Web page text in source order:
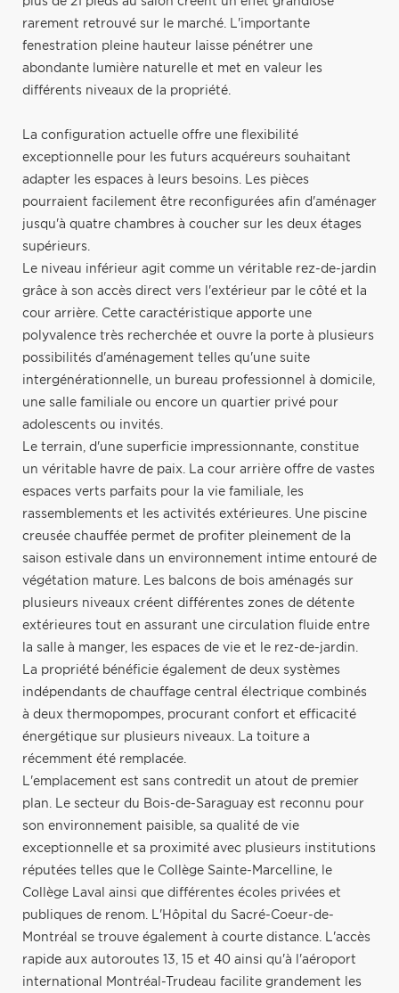
rarement retrouvé sur le marché. L'importante
fenestration pleine hauteur laisse pénétrer une
abondante lumière naturelle et met en valeur les
différents niveaux de la propriété.
La configuration actuelle offre une flexibilité
exceptionnelle pour les futurs acquéreurs souhaitant
adapter les espaces à leurs besoins. Les pièces
pourraient facilement être reconfigurées afin d'aménager
jusqu'à quatre chambres à coucher sur les deux étages
supérieurs.
Le niveau inférieur agit comme un véritable rez-de-jardin
grâce à son accès direct vers l'extérieur par le côté et la
cour arrière. Cette caractéristique apporte une
polyvalence très recherchée et ouvre la porte à plusieurs
possibilités d'aménagement telles qu'une suite
intergénérationnelle, un bureau professionnel à domicile,
une salle familiale ou encore un quartier privé pour
adolescents ou invités.
Le terrain, d'une superficie impressionnante, constitue
un véritable havre de paix. La cour arrière offre de vastes
espaces verts parfaits pour la vie familiale, les
rassemblements et les activités extérieures. Une piscine
creusée chauffée permet de profiter pleinement de la
saison estivale dans un environnement intime entouré de
végétation mature. Les balcons de bois aménagés sur
plusieurs niveaux créent différentes zones de détente
extérieures tout en assurant une circulation fluide entre
la salle à manger, les espaces de vie et le rez-de-jardin.
La propriété bénéficie également de deux systèmes
indépendants de chauffage central électrique combinés
à deux thermopompes, procurant confort et efficacité
énergétique sur plusieurs niveaux. La toiture a
récemment été remplacée.
L'emplacement est sans contredit un atout de premier
plan. Le secteur du Bois-de-Saraguay est reconnu pour
son environnement paisible, sa qualité de vie
exceptionnelle et sa proximité avec plusieurs institutions
réputées telles que le Collège Sainte-Marcelline, le
Collège Laval ainsi que différentes écoles privées et
publiques de renom. L'Hôpital du Sacré-Coeur-de-
Montréal se trouve également à courte distance. L'accès
rapide aux autoroutes 13, 15 et 40 ainsi qu'à l'aéroport
international Montréal-Trudeau facilite grandement les